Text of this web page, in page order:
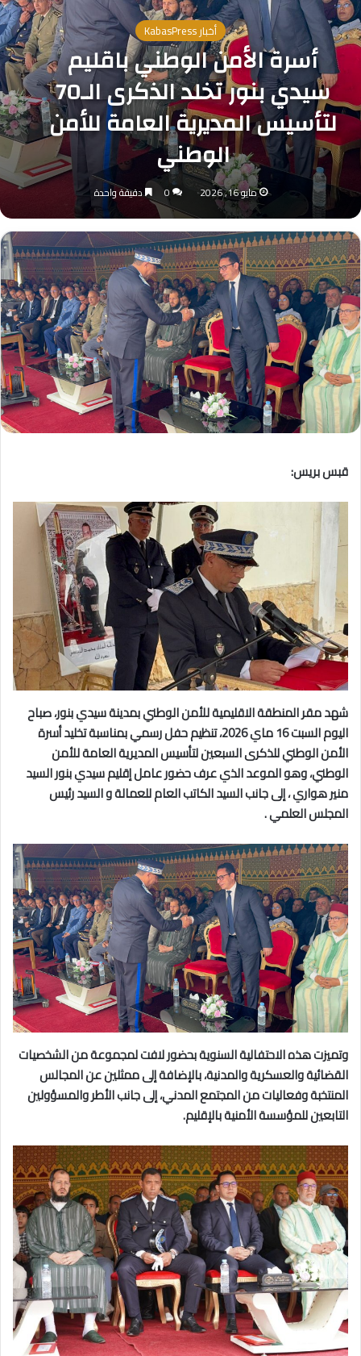
أخبار KabasPress
أسرة الأمن الوطني باقليم
سيدي بنور تخلد الذكرى الـ70
لتأسيس المديرية العامة للأمن
الوطني
مايو 16, 2026 0 دقيقة واحدة
قبس بريس:
شهد مقر المنطقة الاقليمية للأمن الوطني بمدينة سيدي بنور، صباح
اليوم السبت 16 ماي 2026، تنظيم حفل رسمي بمناسبة تخليد أسرة
الأمن الوطني للذكرى السبعين لتأسيس المديرية العامة للأمن
الوطني، وهو الموعد الذي عرف حضور عامل إقليم سيدي بنور السيد
منير هواري ، إلى جانب السيد الكاتب العام للعمالة و السيد رئيس
المجلس العلمي .
وتميزت هذه الاحتفالية السنوية بحضور لافت لمجموعة من الشخصيات
القضائية والعسكرية والمدنية، بالإضافة إلى ممثلين عن المجالس
المنتخبة وفعاليات من المجتمع المدني، إلى جانب الأطر والمسؤولين
التابعين للمؤسسة الأمنية بالإقليم.